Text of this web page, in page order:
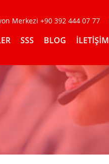
Merkezi +90 392 444 07 77
SSS BLOG İLETİŞİM